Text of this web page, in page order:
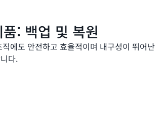
: 백업 및 복원
에도 안전하고 효율적이며 내구성이 뛰어난
다.